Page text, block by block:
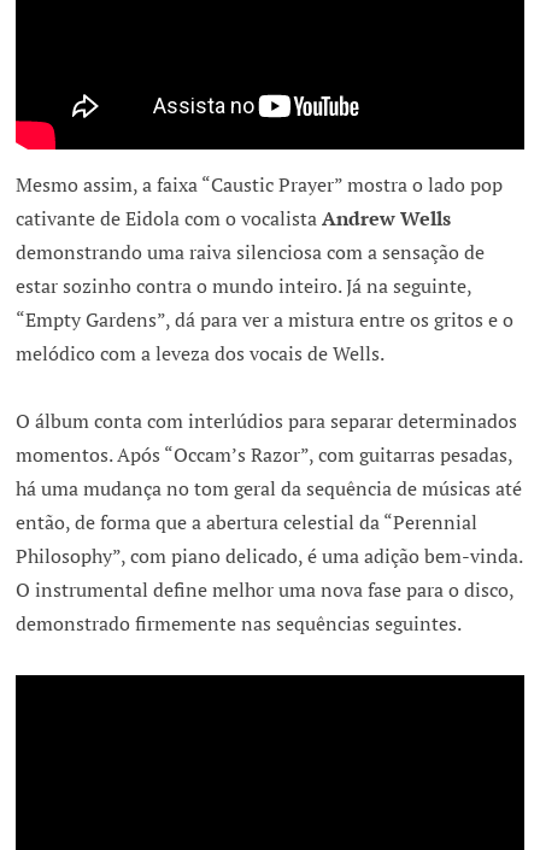
Mesmo assim, a faixa “Caustic Prayer” mostra o lado pop
cativante de Eidola com o vocalistaAndrew Wells
demonstrando uma raiva silenciosa com a sensação de
estar sozinho contra o mundo inteiro. Já na seguinte,
“Empty Gardens”, dá para ver a mistura entre os gritos e o
melódico com a leveza dos vocais de Wells.
O álbum conta com interlúdios para separar determinados
momentos. Após “Occam’s Razor”, com guitarras pesadas,
há uma mudança no tom geral da sequência de músicas até
então, de forma que a abertura celestial da “Perennial
Philosophy”, com piano delicado, é uma adição bem-vinda.
O instrumental define melhor uma nova fase para o disco,
demonstrado firmemente nas sequências seguintes.